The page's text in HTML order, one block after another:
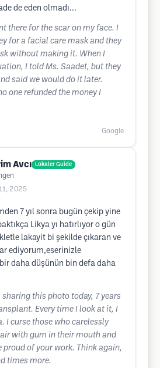
de eden olmadı...
there for the scar on my face. I
for a facial care mask and they
without making it. When I
I told Ms. Saadet, but they
said we would do it later.
one refunded the money I
Google
Avcı Lokaler Guide
2025
7 yıl sonra bugün çekip yine
Likya yı hatırlıyor o gün
lakayit bi şekilde çıkaran ve
ediyorum,eserinizle
daha düşünün bin defa daha
sharing this photo today, 7 years
Every time I look at it, I
I curse those who carelessly
with gum in their mouth and
proud of your work. Think again,
times more.